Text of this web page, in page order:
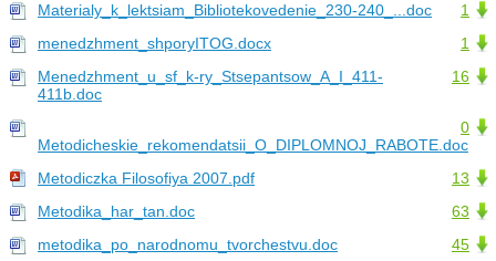
1
Materialy_k_lektsiam_Bibliotekovedenie_230-240_...doc
1
menedzhment_shporyITOG.docx
16
Menedzhment_u_sf_k-ry_Stsepantsow_A_I_411-
411b.doc
0
Metodicheskie_rekomendatsii_O_DIPLOMNOJ_RABOTE.doc
13
Metodiczka Filosofiya 2007.pdf
63
Metodika_har_tan.doc
45
metodika_po_narodnomu_tvorchestvu.doc